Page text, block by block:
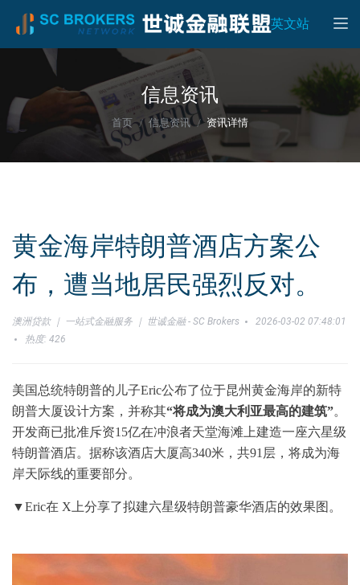
英文站
信息资讯
首页 信息资讯 资讯详情
黄金海岸特朗普酒店方案公
布，遭当地居民强烈反对。
澳洲贷款 ｜ 一站式金融服务 ｜ 世诚金融 - SC Brokers
2026-03-02 07:48:01
热度: 426
美国总统特朗普的儿子Eric公布了位于昆州黄金海岸的新特
朗普大厦设计方案，并称其“将成为澳大利亚最高的建筑”。
开发商已批准斥资15亿在冲浪者天堂海滩上建造一座六星级
特朗普酒店。据称该酒店大厦高340米，共91层，将成为海
岸天际线的重要部分。
▼Eric在 X上分享了拟建六星级特朗普豪华酒店的效果图。